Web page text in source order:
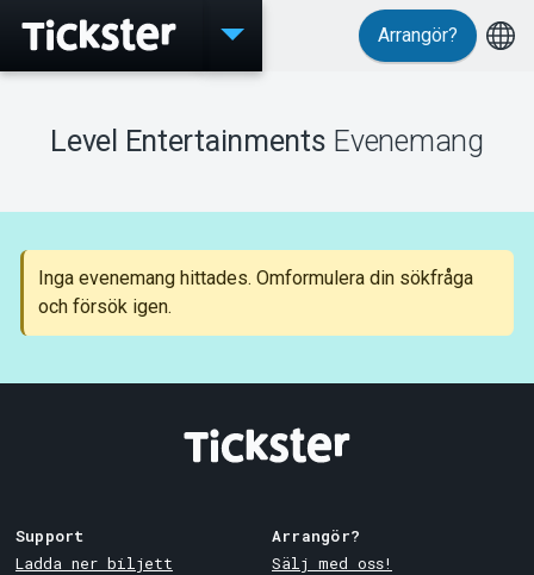
Evenemang
Support
Om Tickster
Arrangör?
Level Entertainments Evenemang
Inga evenemang hittades. Omformulera din sökfråga
och försök igen.
Support
Ladda ner biljett
Arrangör?
Sälj med oss!